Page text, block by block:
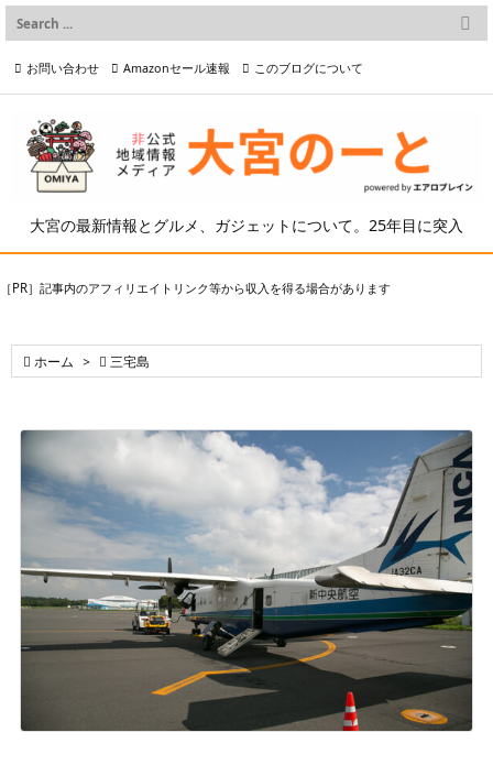
大宮の最新情報とグルメ、ガジェットについて。25年目に突入

メニュー

検索
お問い合わせ Amazonセール速報 このブログについて
プライバシーポリシー等
［PR］記事内のアフィリエイトリンク等から収入を得る場合があります
 ホーム >  三宅島